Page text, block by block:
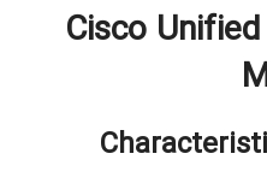
Cisco